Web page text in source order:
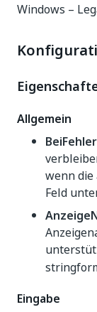
Windows –
Allgemein
wenn
Feld
Eingabe